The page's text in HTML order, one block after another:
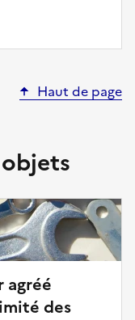
Haut de page
agréé
des